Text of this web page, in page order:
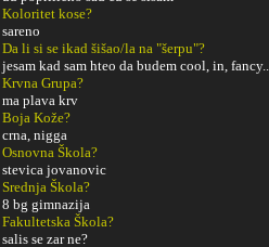
Koloritet kose?
sareno
Da li si se ikad šišao/la na "šerpu"?
jesam kad sam hteo da budem cool, in,
Krvna Grupa?
ma plava krv
Boja Kože?
crna, nigga
Osnovna Škola?
stevica jovanovic
Srednja Škola?
8 bg gimnazija
Fakultetska Škola?
salis se zar ne?